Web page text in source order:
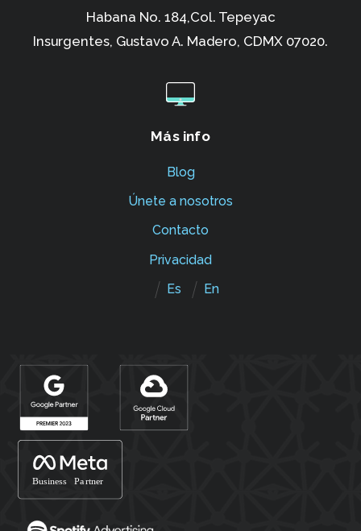
Habana No. 184,Col. Tepeyac
Insurgentes, Gustavo A. Madero, CDMX 07020.
Más info
Blog
Únete a nosotros
Contacto
Privacidad
Es
En